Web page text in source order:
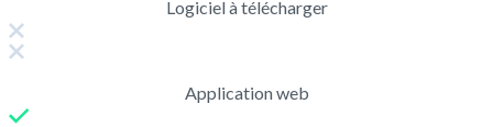
Logiciel à télécharger
Application web